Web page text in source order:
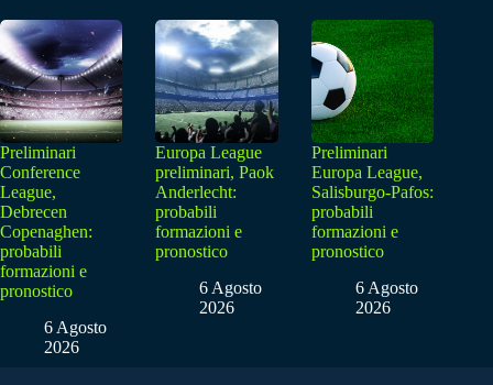
Preliminari
Conference
League,
Debrecen
Copenaghen:
probabili
formazioni e
pronostico
6 Agosto
2026
Europa League
preliminari, Paok
Anderlecht:
probabili
formazioni e
pronostico
6 Agosto
2026
Preliminari
Europa League,
Salisburgo-Pafos:
probabili
formazioni e
pronostico
6 Agosto
2026